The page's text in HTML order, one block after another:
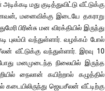
மது குடித்துவிட்டு வீட்டுக்கு
மனைவிக்கு இடையே தகராறு
பிரின்சு மன விரக்தியில் இருந்து
புலம்பி வந்துள்ளார். வழக்கம் போல்
வீட்டுக்கு வந்துள்ளார். இரவு 10
மனமுடைந்த நிலையில் இருந்த
நைலான் கயிற்றால் கழுத்தில்
ஜெயசீலன் வீட்டிற்கு